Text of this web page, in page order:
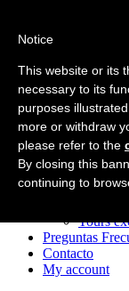
Home
Vespa &
Tours
Tours
Tours
Tours
Preguntas
Contacto
My account
Notice
This website or its
necessary to its
purposes
more or withdraw
please refer to the
By closing this
continuing to